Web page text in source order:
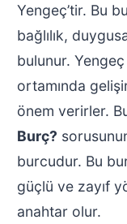
Yengeç’tir. Bu
bağlılık,
bulunur.
ortamında
önem verirler.
Burç?
burcudur. Bu
güçlü ve zayıf
anahtar olur.